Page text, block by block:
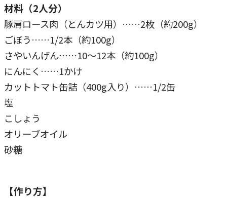
材料（2人分）
豚肩ロース肉（とんカツ用）……2枚（約200g）
ごぼう……1/2本（約100g）
さやいんげん……10～12本（約100g）
にんにく……1かけ
カットトマト缶詰（400g入り）……1/2缶
塩
こしょう
オリーブオイル
砂糖
【作り方】